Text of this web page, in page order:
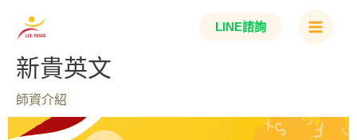
LINE諮詢
Main
新貴英文
師資介紹